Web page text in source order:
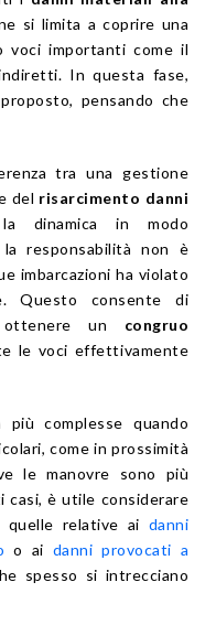
si limita a coprire una
voci importanti come il
In questa fase,
pensando che
tra una gestione
del risarcimento danni
dinamica in modo
responsabilità non è
imbarcazioni ha violato
Questo consente di
un congruo
le voci effettivamente
più complesse quando
come in prossimità
le manovre sono più
è utile considerare
quelle relative ai danni
o ai danni provocati a
spesso si intrecciano